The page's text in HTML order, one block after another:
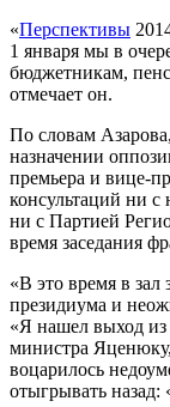
«Перспективы
1 января мы в
бюджетникам,
отмечает он.
По словам
назначении
премьера и вице-
консультаций ни
ни с Партией
время заседания
«В это время в зал
президиума и
«Я нашел выход из
министра
воцарилось
отыгрывать